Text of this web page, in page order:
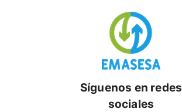
Síguenos en redes
sociales